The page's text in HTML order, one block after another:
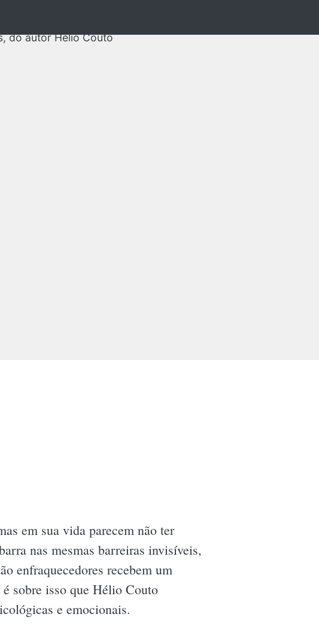
em sua vida parecem não ter
nas mesmas barreiras invisíveis,
enfraquecedores recebem um
é sobre isso que Hélio Couto
e emocionais.